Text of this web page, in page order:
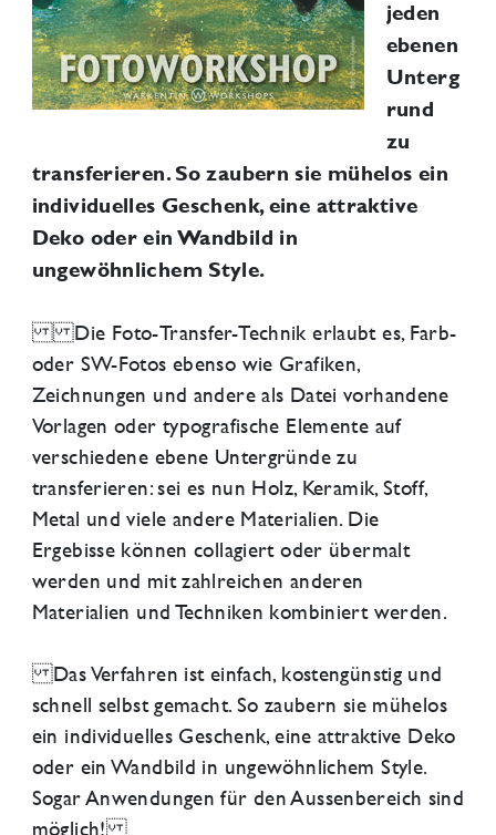
jeden
ebenen
Unterg
rund
zu
transferieren. So zaubern sie mühelos ein
individuelles Geschenk, eine attraktive
Deko oder ein Wandbild in
ungewöhnlichem Style.
Die Foto-Transfer-Technik erlaubt es, Farb-
oder SW-Fotos ebenso wie Grafiken,
Zeichnungen und andere als Datei vorhandene
Vorlagen oder typografische Elemente auf
verschiedene ebene Untergründe zu
transferieren: sei es nun Holz, Keramik, Stoff,
Metal und viele andere Materialien. Die
Ergebisse können collagiert oder übermalt
werden und mit zahlreichen anderen
Materialien und Techniken kombiniert werden.
Das Verfahren ist einfach, kostengünstig und
schnell selbst gemacht. So zaubern sie mühelos
ein individuelles Geschenk, eine attraktive Deko
oder ein Wandbild in ungewöhnlichem Style.
Sogar Anwendungen für den Aussenbereich sind
möglich!